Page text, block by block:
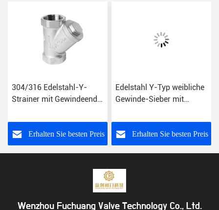
304/316 Edelstahl-Y-
Strainer mit Gewindeend-
Vollbohrstruktur
Erhalten Sie besten Preis
Edelstahl Y-Typ weibliche
Gewinde-Sieber mit
Endverbindung
Erhalten Sie besten Preis
Wenzhou Fuchuang Valve Technology Co., Ltd.